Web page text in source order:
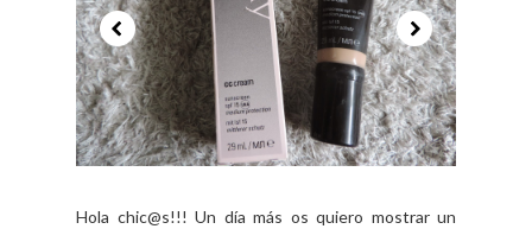
Hola chic@s!!! Un día más os quiero mostrar un